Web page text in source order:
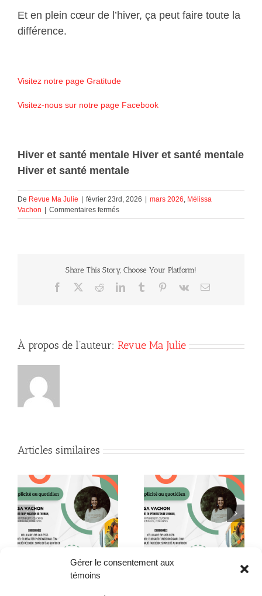
Gérer le consentement aux
témoins
Et en plein cœur de l’hiver, ça peut faire toute la
différence.
Visitez notre page Gratitude
Visitez-nous sur notre page Facebook
Hiver et santé mentale Hiver et santé mentale
Hiver et santé mentale
De Revue Ma Julie | février 23rd, 2026 | mars 2026 Mélissa
Vachon | Commentaires ferméssur
Hiver
Share This Story, Choose Your Platform!
Facebook RedditLinkedInTumblr Pinterest
Vk Courriel
À propos de l’auteur: Revue Ma Julie
Articles similaires
Le cycle féminin
Ozempic : l’illusion
qu’on a choisie!